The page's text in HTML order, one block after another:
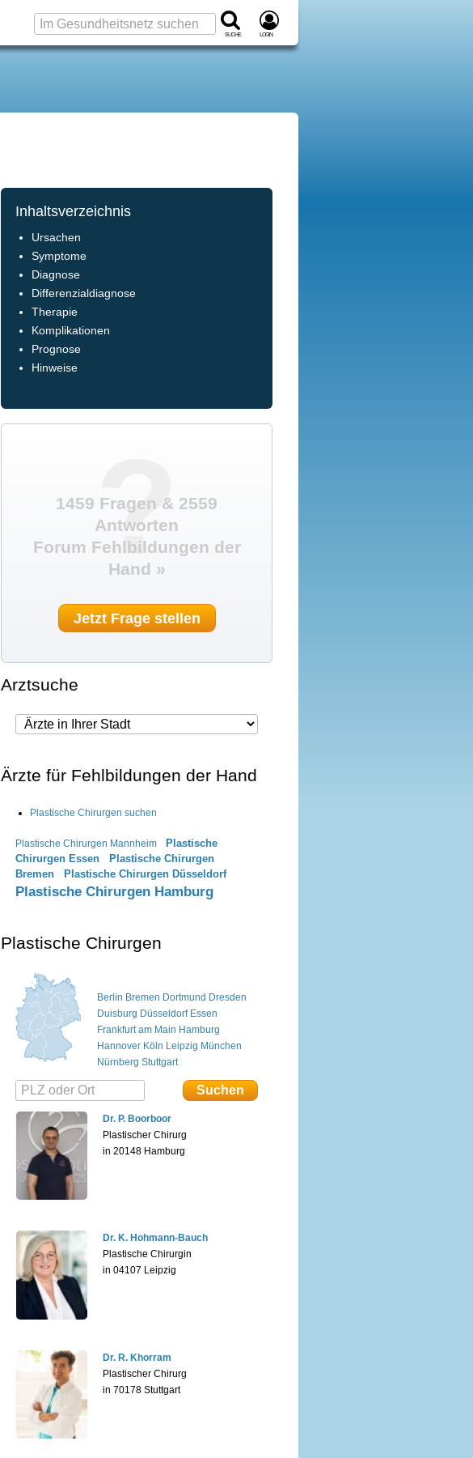
Suche Login
Inhaltsverzeichnis
Ursachen
Symptome
Diagnose
Differenzialdiagnose
Therapie
Komplikationen
Prognose
Hinweise
?
1459 Fragen & 2559
Antworten
Forum Fehlbildungen der
Hand »
Jetzt Frage stellen
Arztsuche
Ärzte für Fehlbildungen der Hand
Plastische Chirurgen suchen
Plastische Chirurgen Mannheim
Plastische
Chirurgen Essen
Plastische Chirurgen
Bremen
Plastische Chirurgen Düsseldorf
Plastische Chirurgen Hamburg
Plastische Chirurgen
Berlin Bremen Dortmund Dresden
Duisburg Düsseldorf Essen
Frankfurt am Main Hamburg
Hannover Köln Leipzig München
Nürnberg Stuttgart
Dr. P. Boorboor
Plastischer Chirurg
in 20148 Hamburg
Dr. K. Hohmann-Bauch
Plastische Chirurgin
in 04107 Leipzig
Dr. R. Khorram
Plastischer Chirurg
in 70178 Stuttgart